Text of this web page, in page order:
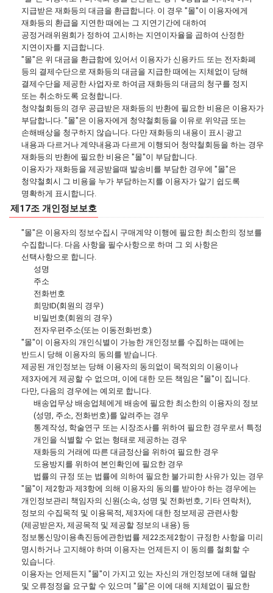
지급받은 재화등의 대금을 환급합니다. 이 경우 "몰"이 이용자에게
재화등의 환급을 지연한 때에는 그 지연기간에 대하여
공정거래위원회가 정하여 고시하는 지연이자율을 곱하여 산정한
지연이자를 지급합니다.
"몰"은 위 대금을 환급함에 있어서 이용자가 신용카드 또는 전자화폐
등의 결제수단으로 재화등의 대금을 지급한 때에는 지체없이 당해
결제수단을 제공한 사업자로 하여금 재화등의 대금의 청구를 정지
또는 취소하도록 요청합니다.
청약철회등의 경우 공급받은 재화등의 반환에 필요한 비용은 이용자가
부담합니다. "몰"은 이용자에게 청약철회등을 이유로 위약금 또는
손해배상을 청구하지 않습니다. 다만 재화등의 내용이 표시·광고
내용과 다르거나 계약내용과 다르게 이행되어 청약철회등을 하는 경우
재화등의 반환에 필요한 비용은 "몰"이 부담합니다.
이용자가 재화등을 제공받을때 발송비를 부담한 경우에 "몰"은
청약철회시 그 비용을 누가 부담하는지를 이용자가 알기 쉽도록
명확하게 표시합니다.
제17조 개인정보보호
"몰"은 이용자의 정보수집시 구매계약 이행에 필요한 최소한의 정보를
수집합니다. 다음 사항을 필수사항으로 하며 그 외 사항은
선택사항으로 합니다.
성명
주소
전화번호
희망ID(회원의 경우)
비밀번호(회원의 경우)
전자우편주소(또는 이동전화번호)
"몰"이 이용자의 개인식별이 가능한 개인정보를 수집하는 때에는
반드시 당해 이용자의 동의를 받습니다.
제공된 개인정보는 당해 이용자의 동의없이 목적외의 이용이나
제3자에게 제공할 수 없으며, 이에 대한 모든 책임은 "몰"이 집니다.
다만, 다음의 경우에는 예외로 합니다.
배송업무상 배송업체에게 배송에 필요한 최소한의 이용자의 정보
(성명, 주소, 전화번호)를 알려주는 경우
통계작성, 학술연구 또는 시장조사를 위하여 필요한 경우로서 특정
개인을 식별할 수 없는 형태로 제공하는 경우
재화등의 거래에 따른 대금정산을 위하여 필요한 경우
도용방지를 위하여 본인확인에 필요한 경우
법률의 규정 또는 법률에 의하여 필요한 불가피한 사유가 있는 경우
"몰"이 제2항과 제3항에 의해 이용자의 동의를 받아야 하는 경우에는
개인정보관리 책임자의 신원(소속, 성명 및 전화번호, 기타 연락처),
정보의 수집목적 및 이용목적, 제3자에 대한 정보제공 관련사항
(제공받은자, 제공목적 및 제공할 정보의 내용) 등
정보통신망이용촉진등에관한법률 제22조제2항이 규정한 사항을 미리
명시하거나 고지해야 하며 이용자는 언제든지 이 동의를 철회할 수
있습니다.
이용자는 언제든지 "몰"이 가지고 있는 자신의 개인정보에 대해 열람
및 오류정정을 요구할 수 있으며 "몰"은 이에 대해 지체없이 필요한